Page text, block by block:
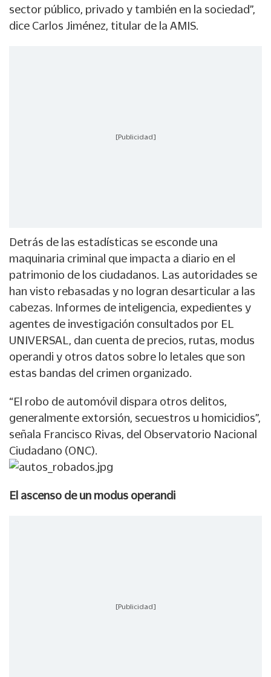
sector público, privado y también en la sociedad”,
dice Carlos Jiménez, titular de la AMIS.
[Publicidad]
Detrás de las estadísticas se esconde una
maquinaria criminal que impacta a diario en el
patrimonio de los ciudadanos. Las autoridades se
han visto rebasadas y no logran desarticular a las
cabezas. Informes de inteligencia, expedientes y
agentes de investigación consultados por EL
UNIVERSAL, dan cuenta de precios, rutas, modus
operandi y otros datos sobre lo letales que son
estas bandas del crimen organizado.
“El robo de automóvil dispara otros delitos,
generalmente extorsión, secuestros u homicidios”,
señala Francisco Rivas, del Observatorio Nacional
Ciudadano (ONC).
El ascenso de un modus operandi
[Publicidad]